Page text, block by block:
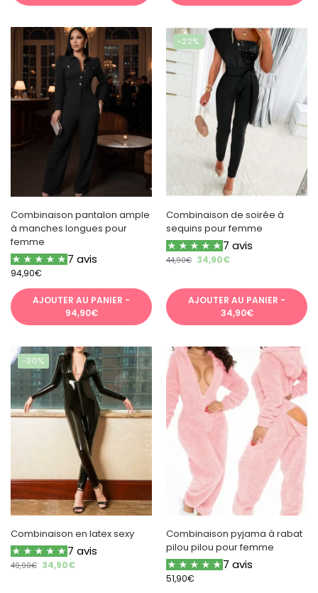
Combinaison pantalon ample
à manches longues pour
femme
7 avis
94,90€
AJOUTER AU PANIER -
94,90€
-22%
Combinaison de soirée à
sequins pour femme
7 avis
44,90€ 34,90€
AJOUTER AU PANIER -
34,90€
-30%
Combinaison en latex sexy
7 avis
49,90€ 34,90€
Combinaison pyjama à rabat
pilou pilou pour femme
7 avis
51,90€